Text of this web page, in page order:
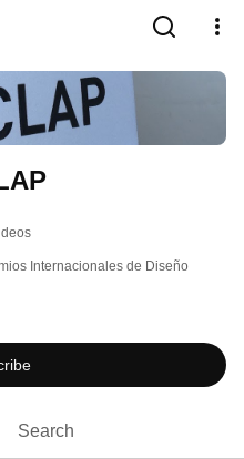
Internacionales de Diseño
Search